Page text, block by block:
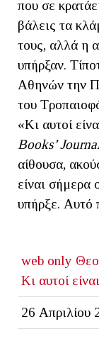
που σε
βάλεις τα
τους, αλλά η
υπήρξαν.
Αθηνών την
του
«Κι αυτοί
Βοοks’
αίθουσα,
είναι
υπήρξε. Αυτό
web only
Κι αυτοί
26 Απριλίου